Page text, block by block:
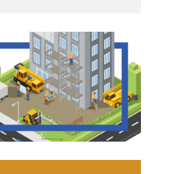
ALPAC - MOTION DESIGN
RÉNOVATION BÂTIMENT